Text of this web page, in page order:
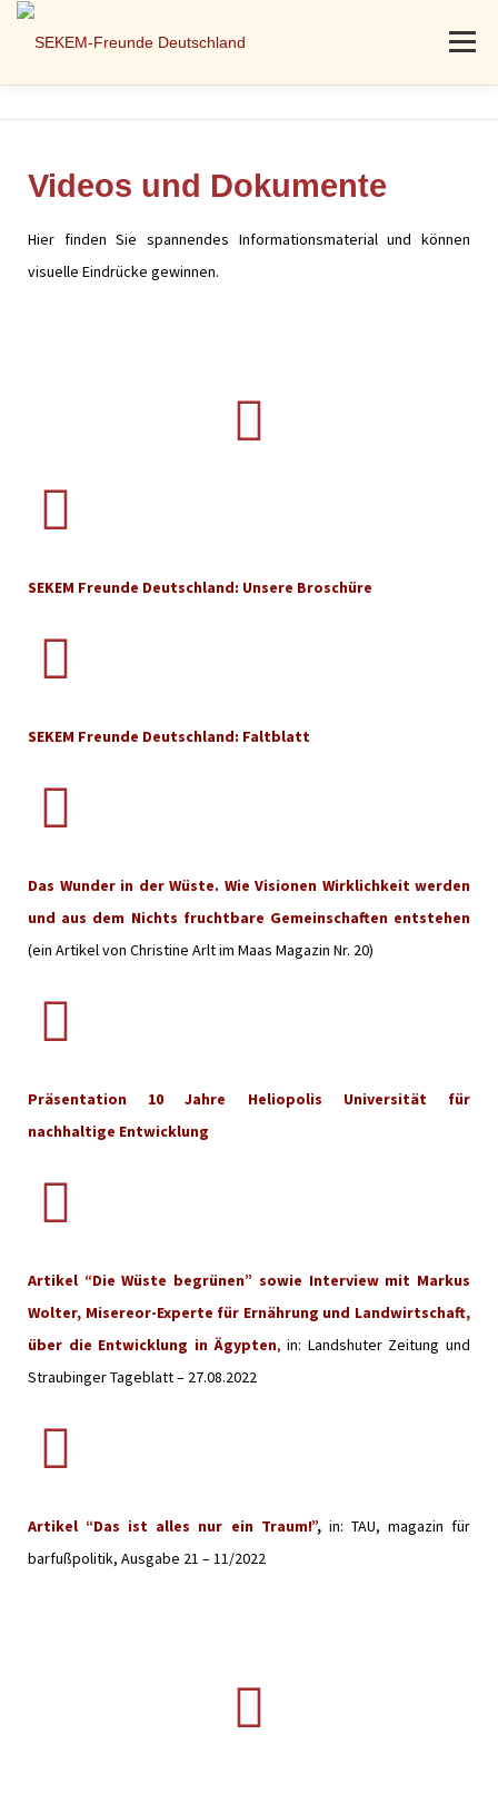
Menü
Videos und Dokumente
Hier finden Sie spannendes Informationsmaterial und können
visuelle Eindrücke gewinnen.
SEKEM Freunde Deutschland: Unsere Broschüre
SEKEM Freunde Deutschland: Faltblatt
Das Wunder in der Wüste. Wie Visionen Wirklichkeit werden
und aus dem Nichts fruchtbare Gemeinschaften entstehen
(ein Artikel von Christine Arlt im Maas Magazin Nr. 20)
Präsentation 10 Jahre Heliopolis Universität für
nachhaltige Entwicklung
Artikel “Die Wüste begrünen” sowie Interview mit Markus
Wolter, Misereor-Experte für Ernährung und Landwirtschaft,
über die Entwicklung in Ägypten, in: Landshuter Zeitung und
Straubinger Tageblatt – 27.08.2022
Artikel “Das ist alles nur ein Traum!”, in: TAU, magazin für
barfußpolitik, Ausgabe 21 – 11/2022